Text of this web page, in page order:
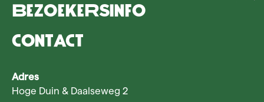
Bezoekersinfo
Contact
Adres
Hoge Duin & Daalseweg 2